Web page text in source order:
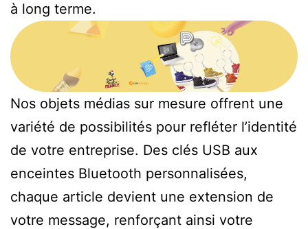
à long terme.
Nos objets médias sur mesure offrent une
variété de possibilités pour refléter l’identité
de votre entreprise. Des clés USB aux
enceintes Bluetooth personnalisées,
chaque article devient une extension de
votre message, renforçant ainsi votre